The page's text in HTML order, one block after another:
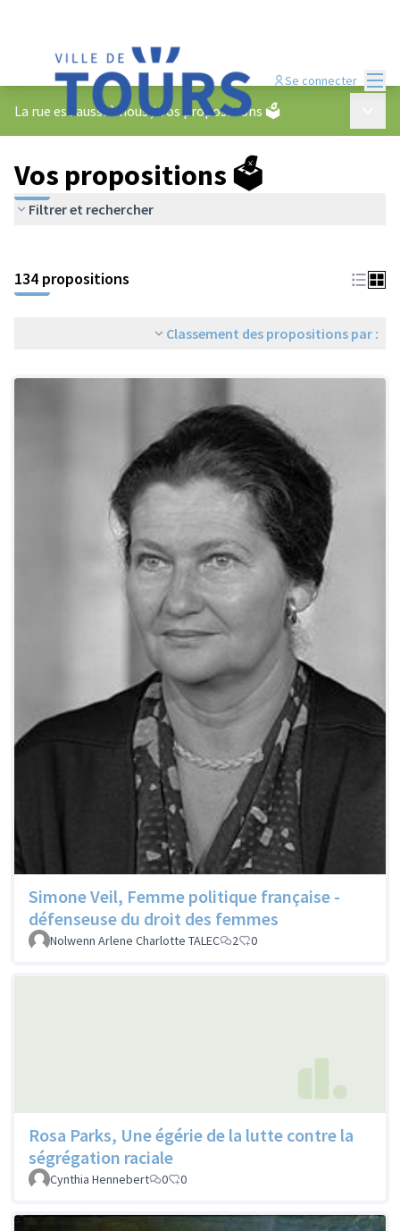
Se connecter
La rue est aussi à nous/Vos propositions 🗳️
Vos propositions 🗳️
Filtrer et rechercher
134 propositions
Classement des propositions par :
Simone Veil, Femme politique française -
défenseuse du droit des femmes
Nolwenn Arlene Charlotte TALEC 2 0
Rosa Parks, Une égérie de la lutte contre la
ségrégation raciale
Cynthia Hennebert 0 0